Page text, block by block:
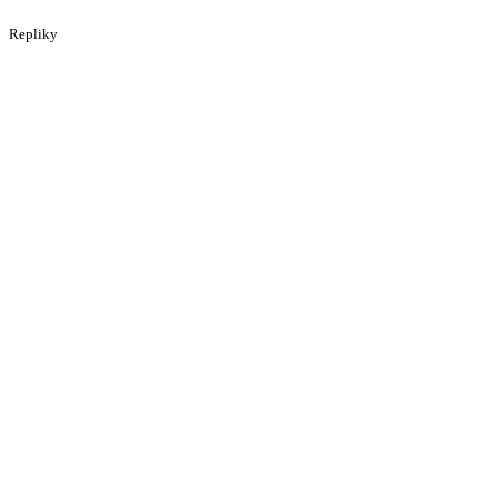
Repliky